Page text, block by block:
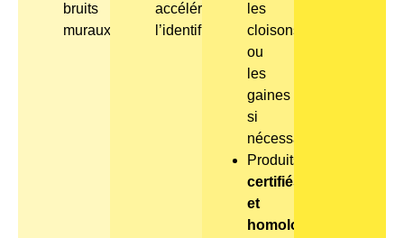
bruits
muraux…
accélérer
l’identification.
les
cloisons
ou
les
gaines
si
nécessaire
Produits
certifiés
et
homologués